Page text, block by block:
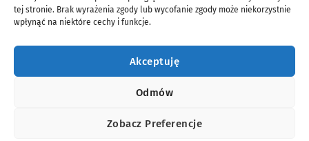
tej stronie. Brak wyrażenia zgody lub wycofanie zgody może niekorzystnie
wpłynąć na niektóre cechy i funkcje.
Akceptuję
Odmów
Zobacz Preferencje
Linux